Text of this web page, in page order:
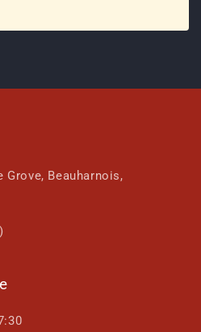
Grove, Beauharnois,